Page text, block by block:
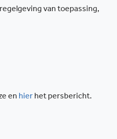
van toepassing,
en hier het persbericht.